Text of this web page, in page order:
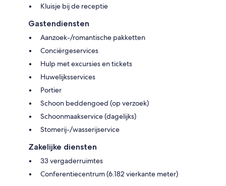
Kluisje bij de receptie
Gastendiensten
Aanzoek-/romantische pakketten
Conciërgeservices
Hulp met excursies en tickets
Huwelijksservices
Portier
Schoon beddengoed (op verzoek)
Schoonmaakservice (dagelijks)
Stomerij-/wasserijservice
Zakelijke diensten
33 vergaderruimtes
Conferentiecentrum (6.182 vierkante meter)